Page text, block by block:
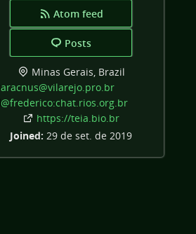
Atom feed
Posts
Minas Gerais, Brazil
aracnus@vilarejo.pro.br
@frederico:chat.rios.org.br
https://teia.bio.br
Joined: 29 de set. de 2019